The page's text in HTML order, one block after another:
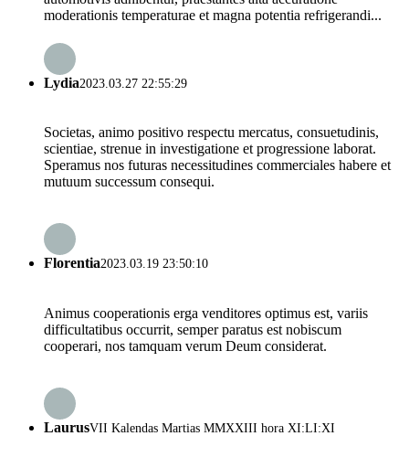
moderationis temperaturae et magna potentia refrigerandi...
Lydia2023.03.27 22:55:29
Societas, animo positivo respectu mercatus, consuetudinis,
scientiae, strenue in investigatione et progressione laborat.
Speramus nos futuras necessitudines commerciales habere et
mutuum successum consequi.
Florentia2023.03.19 23:50:10
Animus cooperationis erga venditores optimus est, variis
difficultatibus occurrit, semper paratus est nobiscum
cooperari, nos tamquam verum Deum considerat.
LaurusVII Kalendas Martias MMXXIII hora XI:LI:XI